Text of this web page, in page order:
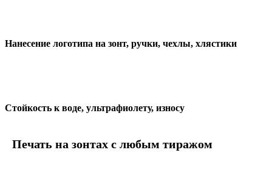
Нанесение логотипа на зонт, ручки, чехлы, хлястики
Стойкость к воде, ультрафиолету, износу
Печать на зонтах с любым тиражом